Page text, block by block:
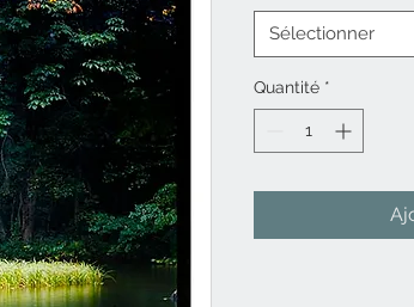
Sélectionner
Quantité *